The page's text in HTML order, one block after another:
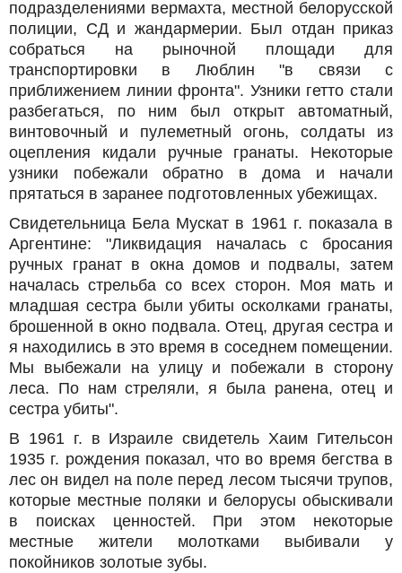
подразделениями вермахта, местной белорусской
полиции, СД и жандармерии. Был отдан приказ
собраться на рыночной площади для
транспортировки в Люблин "в связи с
приближением линии фронта". Узники гетто стали
разбегаться, по ним был открыт автоматный,
винтовочный и пулеметный огонь, солдаты из
оцепления кидали ручные гранаты. Некоторые
узники побежали обратно в дома и начали
прятаться в заранее подготовленных убежищах.
Свидетельница Бела Мускат в 1961 г. показала в
Аргентине: "Ликвидация началась с бросания
ручных гранат в окна домов и подвалы, затем
началась стрельба со всех сторон. Моя мать и
младшая сестра были убиты осколками гранаты,
брошенной в окно подвала. Отец, другая сестра и
я находились в это время в соседнем помещении.
Мы выбежали на улицу и побежали в сторону
леса. По нам стреляли, я была ранена, отец и
сестра убиты".
В 1961 г. в Израиле свидетель Хаим Гительсон
1935 г. рождения показал, что во время бегства в
лес он видел на поле перед лесом тысячи трупов,
которые местные поляки и белорусы обыскивали
в поисках ценностей. При этом некоторые
местные жители молотками выбивали у
покойников золотые зубы.